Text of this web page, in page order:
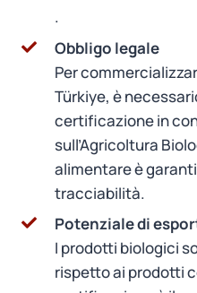
.
Obbligo legale
Per
Türkiye, è
certificazione in
sull’Agricoltura
alimentare è
tracciabilità.
Potenziale di
I prodotti biologici
rispetto ai prodotti